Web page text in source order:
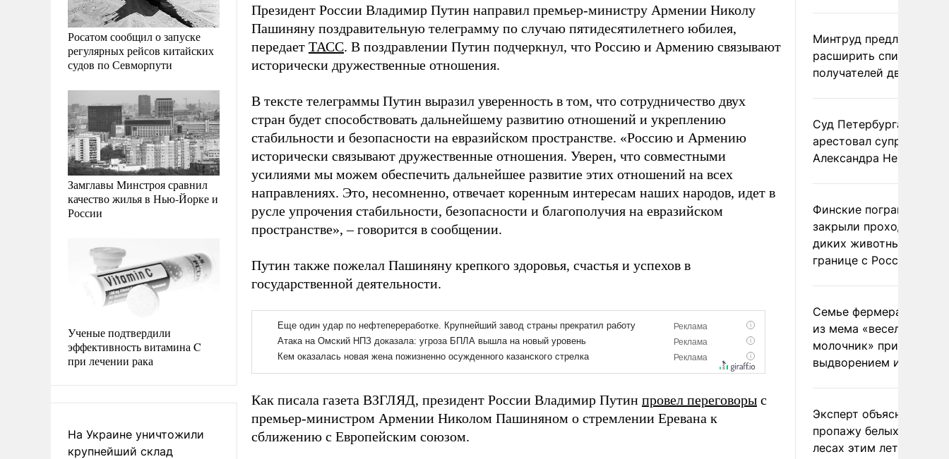
Росатом сообщил о запуске
регулярных рейсов китайских
судов по Севморпути
Замглавы Минстроя сравнил
качество жилья в Нью-Йорке и
России
Ученые подтвердили
эффективность витамина C
при лечении рака
На Украине уничтожили
крупнейший склад
Президент России Владимир Путин направил премьер-министру Армении Николу
Пашиняну поздравительную телеграмму по случаю пятидесятилетнего юбилея,
передает ТАСС. В поздравлении Путин подчеркнул, что Россию и Армению связывают
исторически дружественные отношения.
В тексте телеграммы Путин выразил уверенность в том, что сотрудничество двух
стран будет способствовать дальнейшему развитию отношений и укреплению
стабильности и безопасности на евразийском пространстве. «Россию и Армению
исторически связывают дружественные отношения. Уверен, что совместными
усилиями мы можем обеспечить дальнейшее развитие этих отношений на всех
направлениях. Это, несомненно, отвечает коренным интересам наших народов, идет в
русле упрочения стабильности, безопасности и благополучия на евразийском
пространстве», – говорится в сообщении.
Путин также пожелал Пашиняну крепкого здоровья, счастья и успехов в
государственной деятельности.
Как писала газета ВЗГЛЯД, президент России Владимир Путин провел переговоры с
премьер-министром Армении Николом Пашиняном о стремлении Еревана к
сближению с Европейским союзом.
Минтруд предложил
расширить список
получателей двух
Суд Петербурга заочно
арестовал супругу
Александра Невзорова
Финские пограничники
закрыли проходы для
диких животных на
границе с Россией
Семье фермера
из мема «веселый
молочник» пригрозили
выдворением из
Эксперт объяснил
пропажу белых грибов
лесах этим летом